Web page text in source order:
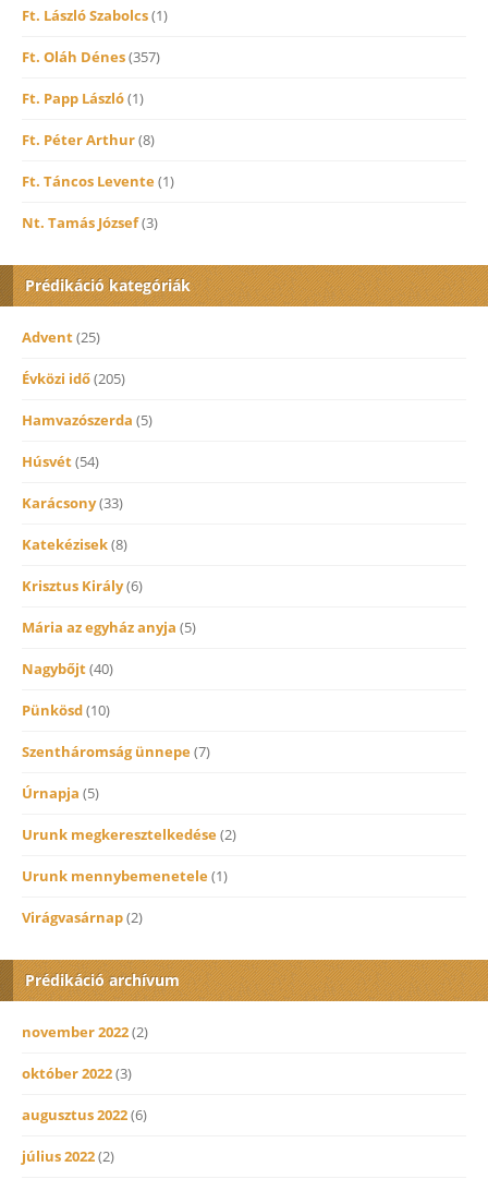
Ft. László Szabolcs(1)
Ft. Oláh Dénes(357)
Ft. Papp László(1)
Ft. Péter Arthur(8)
Ft. Táncos Levente(1)
Nt. Tamás József(3)
Prédikáció kategóriák
Advent(25)
Évközi idő(205)
Hamvazószerda (5)
Húsvét(54)
Karácsony(33)
Katekézisek(8)
Krisztus Király(6)
Mária az egyház anyja (5)
Nagybőjt(40)
Pünkösd(10)
Szentháromság ünnepe(7)
Úrnapja (5)
Urunk megkeresztelkedése(2)
Urunk mennybemenetele(1)
Virágvasárnap(2)
Prédikáció archívum
november 2022(2)
október 2022(3)
augusztus 2022(6)
július 2022(2)